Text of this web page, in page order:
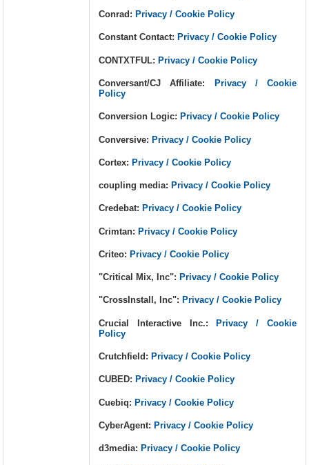
Conrad: Privacy / Cookie Policy
Constant Contact: Privacy / Cookie Policy
CONTXTFUL: Privacy / Cookie Policy
Conversant/CJ Affiliate:
Privacy / Cookie
Policy
Conversion Logic: Privacy / Cookie Policy
Conversive: Privacy / Cookie Policy
Cortex: Privacy / Cookie Policy
coupling media: Privacy / Cookie Policy
Credebat: Privacy / Cookie Policy
Crimtan: Privacy / Cookie Policy
Criteo: Privacy / Cookie Policy
"Critical Mix, Inc": Privacy / Cookie Policy
"CrossInstall, Inc": Privacy / Cookie Policy
Crucial Interactive Inc.:
Privacy / Cookie
Policy
Crutchfield: Privacy / Cookie Policy
CUBED: Privacy / Cookie Policy
Cuebiq: Privacy / Cookie Policy
CyberAgent: Privacy / Cookie Policy
d3media: Privacy / Cookie Policy